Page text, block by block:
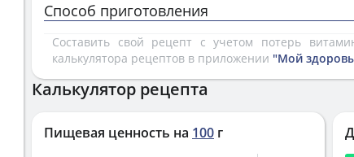
Способ приготовления
Составить свой рецепт с учетом потерь
калькулятора рецептов в приложении "Мой
Калькулятор рецепта
Пищевая ценность на 100 г